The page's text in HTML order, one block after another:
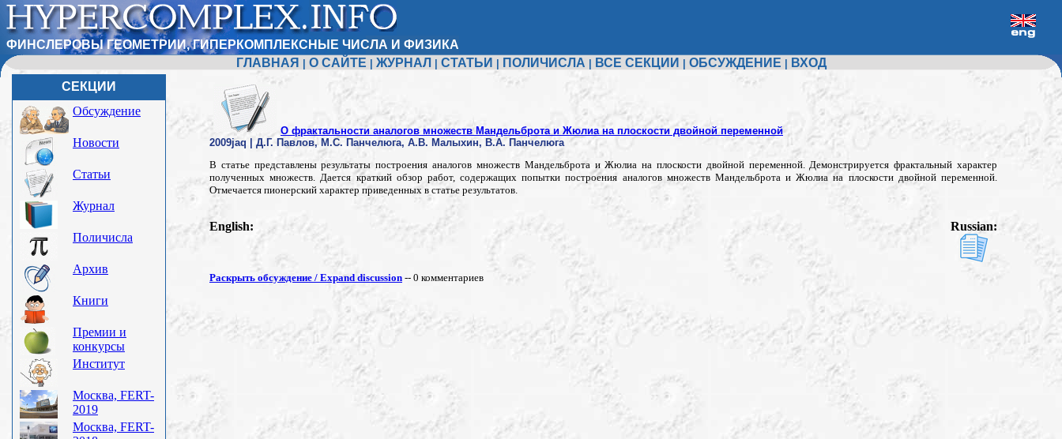
ФИНСЛЕРОВЫ ГЕОМЕТРИИ, ГИПЕРКОМПЛЕКСНЫЕ ЧИСЛА И ФИЗИКА
ГЛАВНАЯ
О САЙТЕ ЖУРНАЛ СТАТЬИ ПОЛИЧИСЛА ВСЕ СЕКЦИИ ОБСУЖДЕНИЕ
ВХОД
СЕКЦИИ
Обсуждение
Новости
Статьи
Журнал
Поличисла
Архив
Книги
Премии и
конкурсы
Институт
Москва, FERT-
2019
Москва, FERT-
О фрактальности аналогов множеств Мандельброта и Жюлиа на плоскости двойной переменной
2009jaq | Д.Г. Павлов, М.С. Панчелюга, А.В. Малыхин, В.А. Панчелюга
В статье представлены результаты построения аналогов множеств Мандельброта и Жюлиа на плоскости двойной переменной. Демонстрируется фрактальный характер
полученных множеств. Дается краткий обзор работ, содержащих попытки построения аналогов множеств Мандельброта и Жюлиа на плоскости двойной переменной.
Отмечается пионерский характер приведенных в статье результатов.
English: Russian:
Раскрыть обсуждение / Expand discussion -- 0 комментариев